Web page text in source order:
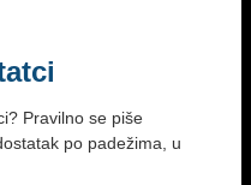
Pravilno se piše
po padežima, u